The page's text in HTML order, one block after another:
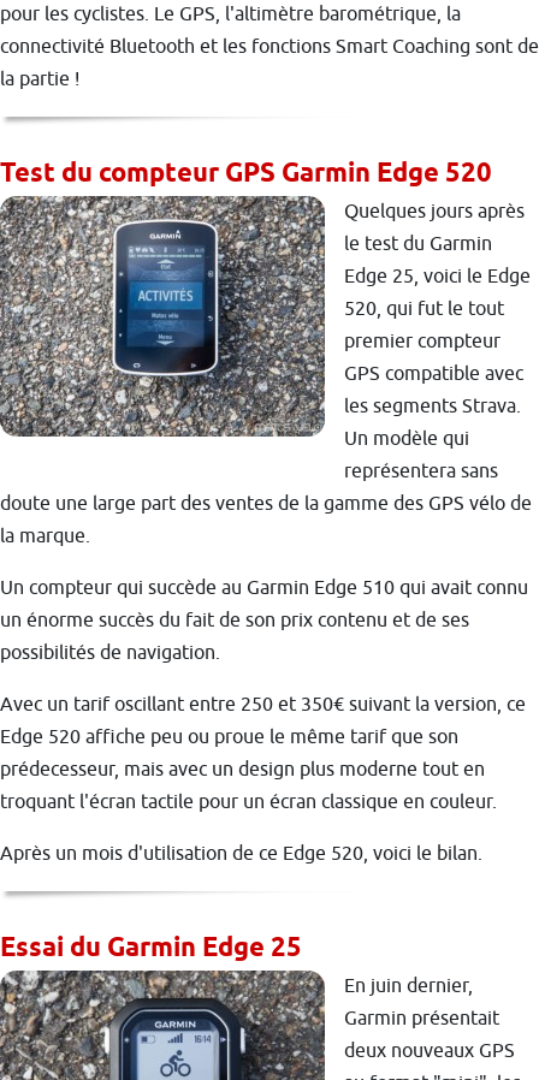
pour les cyclistes. Le GPS, l'altimètre barométrique, la
connectivité Bluetooth et les fonctions Smart Coaching sont de
la partie !
Test du compteur GPS Garmin Edge 520
Quelques jours après
le test du Garmin
Edge 25, voici le Edge
520, qui fut le tout
premier compteur
GPS compatible avec
les segments Strava.
Un modèle qui
représentera sans
doute une large part des ventes de la gamme des GPS vélo de
la marque.
Un compteur qui succède au Garmin Edge 510 qui avait connu
un énorme succès du fait de son prix contenu et de ses
possibilités de navigation.
Avec un tarif oscillant entre 250 et 350€ suivant la version, ce
Edge 520 affiche peu ou proue le même tarif que son
prédecesseur, mais avec un design plus moderne tout en
troquant l'écran tactile pour un écran classique en couleur.
Après un mois d'utilisation de ce Edge 520, voici le bilan.
Essai du Garmin Edge 25
En juin dernier,
Garmin présentait
deux nouveaux GPS